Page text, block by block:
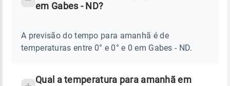
Perguntas
sobre
chuva
temperatura
em Gabes - ND?
A previsão do tempo para amanhã é de
temperaturas entre 0° e 0° e 0 em Gabes - ND.
Qual a temperatura para amanhã em